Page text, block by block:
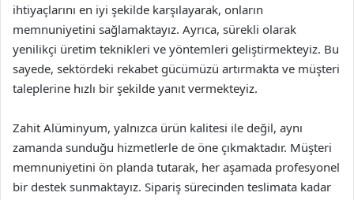
ihtiyaçlarını en iyi şekilde karşılayarak, onların
memnuniyetini sağlamaktayız. Ayrıca, sürekli olarak
yenilikçi üretim teknikleri ve yöntemleri geliştirmekteyiz. Bu
sayede, sektördeki rekabet gücümüzü artırmakta ve müşteri
taleplerine hızlı bir şekilde yanıt vermekteyiz.
Zahit Alüminyum, yalnızca ürün kalitesi ile değil, aynı
zamanda sunduğu hizmetlerle de öne çıkmaktadır. Müşteri
memnuniyetini ön planda tutarak, her aşamada profesyonel
bir destek sunmaktayız. Sipariş sürecinden teslimata kadar